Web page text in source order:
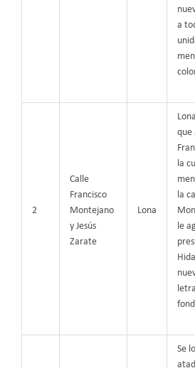
a
2
Calle
Francisco
Montejano
y Jesús
Zarate
Lona
que
la
la
le
Se